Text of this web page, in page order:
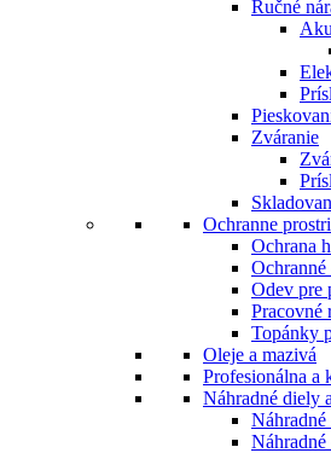
Ručné
Zváranie
Ochranne
Ochrana
Odev pre
Pracovné
Topánky
Oleje a mazivá
Profesionálna a
Náhradné diely